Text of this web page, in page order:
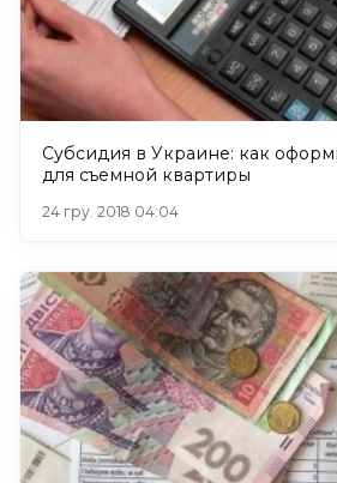
Субсидия в Украине: как
для съемной квартиры
24 гру. 2018 04:04